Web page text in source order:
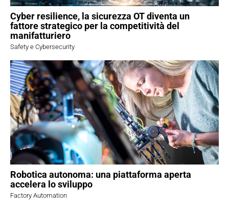
Cyber resilience, la sicurezza OT diventa un
fattore strategico per la competitività del
manifatturiero
Safety e Cybersecurity
Robotica autonoma: una piattaforma aperta
accelera lo sviluppo
Factory Automation